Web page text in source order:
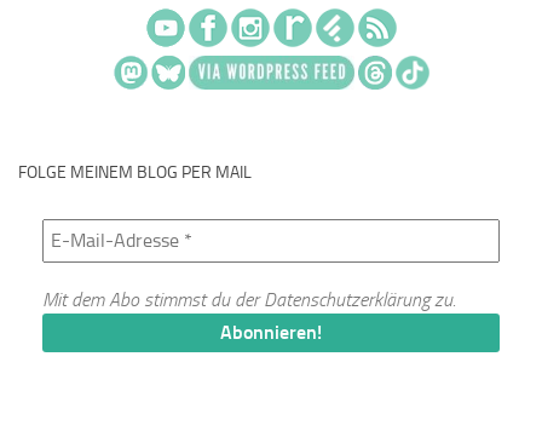
FOLGE MEINEM BLOG PER MAIL
Mit dem Abo stimmst du derDatenschutzerklärungzu.